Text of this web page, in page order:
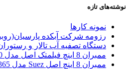
نوشته‌های تازه
نمونه کارها
رزومه شرکت آبکده
دستگاه تصفیه آب تالار و
ممبران 8 اینچ فیلمتک اصل مدل BW30-400
ممبران 8 اینچ اصل Suez مدل AG-365